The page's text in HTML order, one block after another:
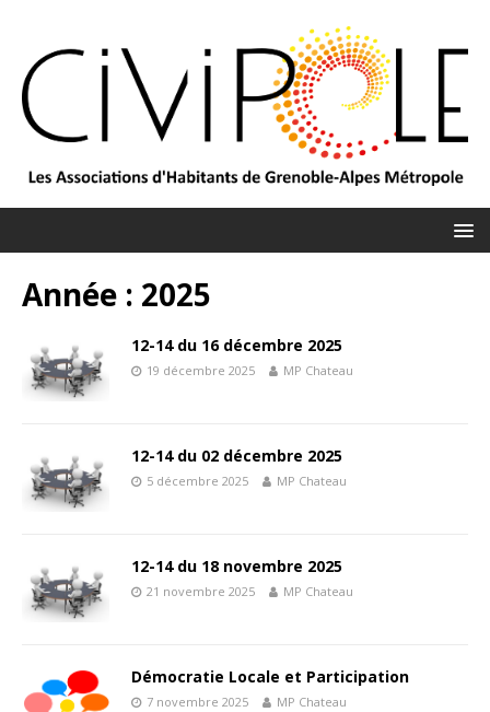
Année : 2025
12-14 du 16 décembre 2025
19 décembre 2025 MP Chateau
12-14 du 02 décembre 2025
5 décembre 2025 MP Chateau
12-14 du 18 novembre 2025
21 novembre 2025 MP Chateau
Démocratie Locale et Participation
7 novembre 2025 MP Chateau